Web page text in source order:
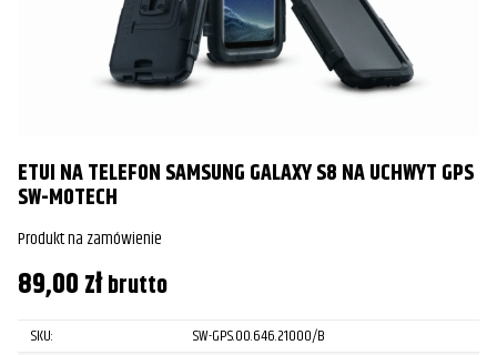
ETUI NA TELEFON SAMSUNG GALAXY S8 NA UCHWYT GPS
SW-MOTECH
Produkt na zamówienie
89,00złbrutto
SKU:
SW-GPS.00.646.21000/B